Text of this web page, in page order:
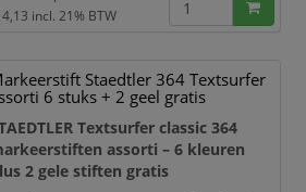
bevat vier klassieke fluorescerende
onderwerpen en
eenvoudig van elkaar
markeerstiften hebben eenschuine
incl. 21% BTW
Staedtler 364 Textsurfer
6 stuks + 2 geel gratis
Textsurfer classic 364
assorti – 6 kleuren
2 gele stiften gratis